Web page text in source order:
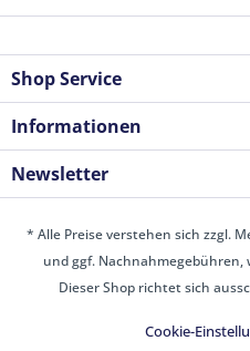
Shop Service
Informationen
Newsletter
* Alle Preise verstehen sich zzgl.
und ggf.
Dieser Shop richtet sich
Cookie-